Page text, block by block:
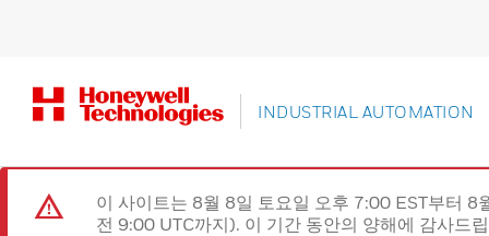
INDUSTRIAL AUTOMATION
이 사이트는 8월 8일 토요일 오후 7:00 EST부터
전 9:00 UTC까지). 이 기간 동안의 양해에 감사드